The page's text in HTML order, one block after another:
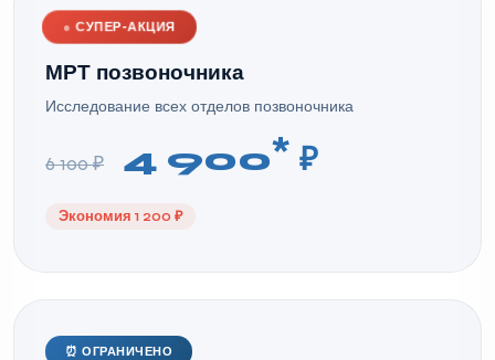
● СУПЕР-АКЦИЯ
МРТ позвоночника
Исследование всех отделов позвоночника
6 100 ₽ 4 900* ₽
Экономия 1 200 ₽
⏰ ОГРАНИЧЕНО